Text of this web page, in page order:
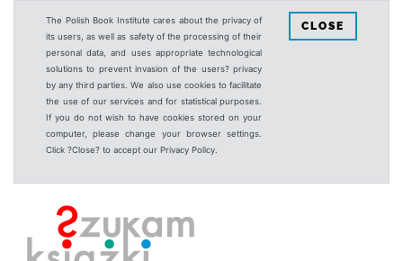
The Polish Book Institute cares about the privacy of
its users, as well as safety of the processing of their
personal data, and uses appropriate technological
solutions to prevent invasion of the users? privacy
by any third parties. We also use cookies to facilitate
the use of our services and for statistical purposes.
If you do not wish to have cookies stored on your
computer, please change your browser settings.
Click ?Close? to accept our Privacy Policy.
CLOSE